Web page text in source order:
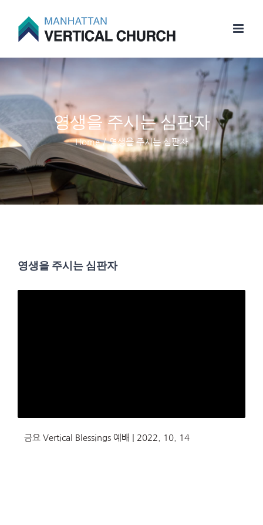
영생을 주시는 심판자
Home / 영생을 주시는 심판자
영생을 주시는 심판자
금요 Vertical Blessings 예배 | 2022. 10. 14